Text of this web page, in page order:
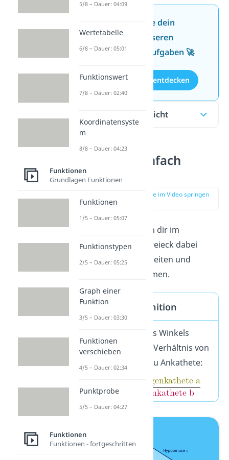
Jetzt neu: Teste dein
Wissen mit unseren
kostenlosen Aufgaben 🚀
Aufgaben entdecken
Inhaltsübersicht
Tangens einfach
erklärt
zur Stelle im Video springen
Der Tangens kann dir im
rechtwinkligen Dreieck dabei
helfen, fehlende Seiten und
Winkel zu bestimmen.
Tangens Definition
des Winkels
entspricht dem Verhältnis von
Gegenkathete zu Ankathete:
5/8 – Dauer: 04:09
Wertetabelle
6/8 – Dauer: 05:01
Funktionswert
7/8 – Dauer: 02:40
Koordinatensyste
m
8/8 – Dauer: 04:23
Funktionen
Grundlagen Funktionen
Funktionen
1/5 – Dauer: 05:07
Funktionstypen
2/5 – Dauer: 05:25
Graph einer
Funktion
3/5 – Dauer: 03:30
Funktionen
verschieben
4/5 – Dauer: 02:34
Punktprobe
5/5 – Dauer: 04:27
Funktionen
Funktionen - fortgeschritten